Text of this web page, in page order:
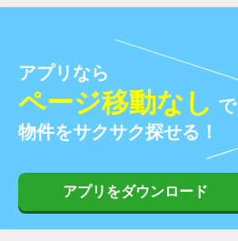
アプリなら
ページ移動なし で
物件をサクサク探せる！
アプリをダウンロード